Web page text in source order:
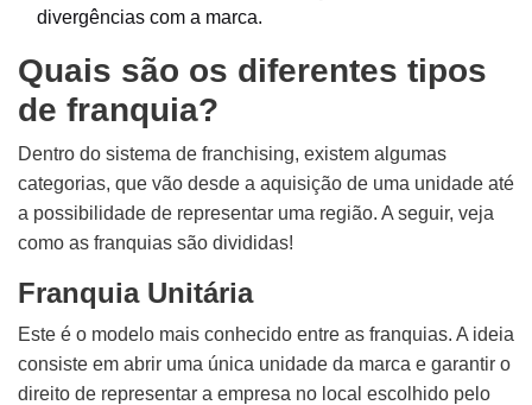
divergências com a marca.
Quais são os diferentes tipos
de franquia?
Dentro do sistema de franchising, existem algumas
categorias, que vão desde a aquisição de uma unidade até
a possibilidade de representar uma região. A seguir, veja
como as franquias são divididas!
Franquia Unitária
Este é o modelo mais conhecido entre as franquias. A ideia
consiste em abrir uma única unidade da marca e garantir o
direito de representar a empresa no local escolhido pelo